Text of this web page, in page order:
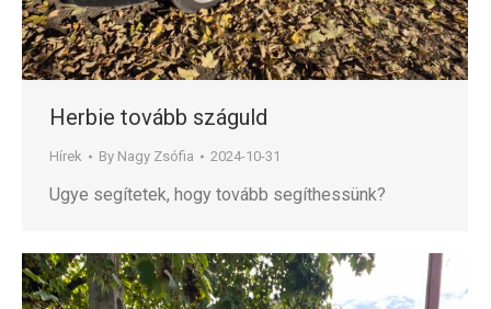
Herbie tovább száguld
Hírek By Nagy Zsófia 2024-10-31
Ugye segítetek, hogy tovább segíthessünk?